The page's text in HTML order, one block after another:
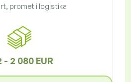
promet i logistika
- 2 080 EUR